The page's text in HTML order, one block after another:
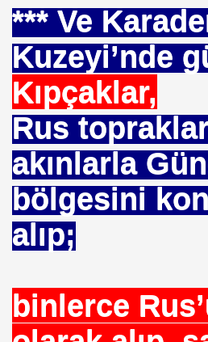
*** Ve
Kuzeyi’nde
Kıpçaklar,
Rus
akınlarla
bölgesini
alıp;
binlerce
REZERV SİSTEMİ-
Birliği
krizi bekliyor!
FRANSA